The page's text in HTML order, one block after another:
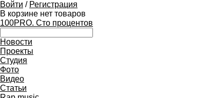
Войти / Регистрация
В корзине нет товаров
100PRO. Сто процентов
Новости
Проекты
Студия
Фото
Видео
Статьи